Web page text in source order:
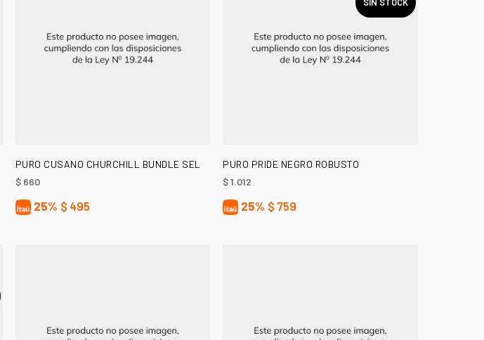
AÑADIR AL CARRITO
PURO CUSANO CHURCHILL BUNDLE SEL
$660
25% $ 495
LEER MÁS
PURO PRIDE NEGRO ROBUSTO
$1.012
25% $ 759